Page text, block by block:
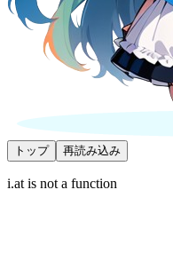
トップ 再読み込み
i.at is not a function